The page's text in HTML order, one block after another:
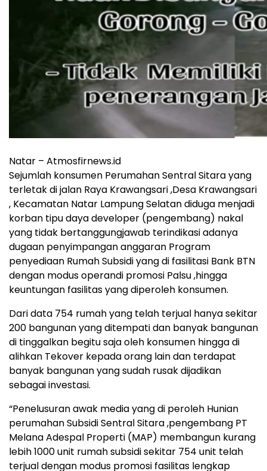
Natar – Atmosfirnews.id
Sejumlah konsumen Perumahan Sentral Sitara yang
terletak di jalan Raya Krawangsari ,Desa Krawangsari
, Kecamatan Natar Lampung Selatan diduga menjadi
korban tipu daya developer (pengembang) nakal
yang tidak bertanggungjawab terindikasi adanya
dugaan penyimpangan anggaran Program
penyediaan Rumah Subsidi yang di fasilitasi Bank BTN
dengan modus operandi promosi Palsu ,hingga
keuntungan fasilitas yang diperoleh konsumen.
Dari data 754 rumah yang telah terjual hanya sekitar
200 bangunan yang ditempati dan banyak bangunan
di tinggalkan begitu saja oleh konsumen hingga di
alihkan Tekover kepada orang lain dan terdapat
banyak bangunan yang sudah rusak dijadikan
sebagai investasi.
“Penelusuran awak media yang di peroleh Hunian
perumahan Subsidi Sentral Sitara ,pengembang PT
Melana Adespal Properti (MAP) membangun kurang
lebih 1000 unit rumah subsidi sekitar 754 unit telah
terjual dengan modus promosi fasilitas lengkap